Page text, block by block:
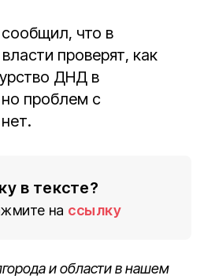
что в
проверят, как
ДНД в
проблем с
в тексте?
на ссылку
и области в нашем